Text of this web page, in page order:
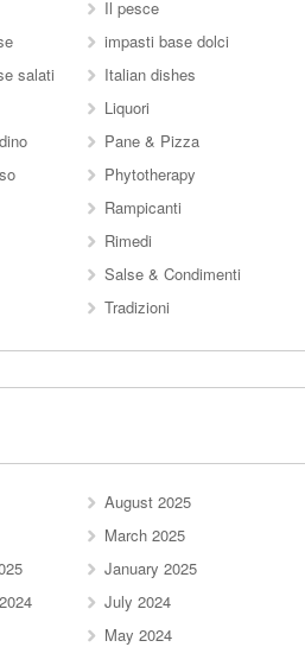
Il pesce
impasti base dolci
salati
Italian dishes
Liquori
Pane & Pizza
Phytotherapy
Rampicanti
Rimedi
Salse & Condimenti
Tradizioni
August 2025
March 2025
January 2025
July 2024
May 2024